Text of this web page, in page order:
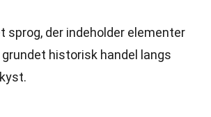
sprog, der indeholder elementer
historisk handel langs